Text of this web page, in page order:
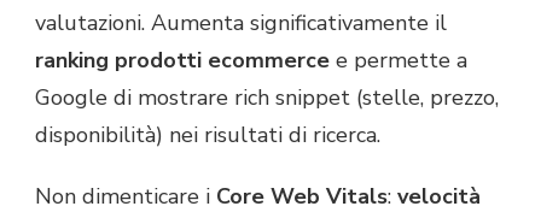
valutazioni. Aumenta significativamente il
ranking prodotti ecommerce e permette a
Google di mostrare rich snippet (stelle, prezzo,
disponibilità) nei risultati di ricerca.
Non dimenticare i Core Web Vitals: velocità